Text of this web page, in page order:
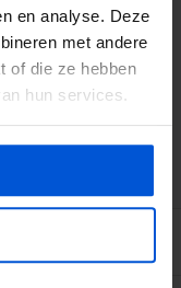
en analyse. Deze
met andere
of die ze hebben
hun services.